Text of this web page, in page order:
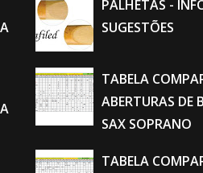
PALHETAS -
SUGESTÕES
TABELA
ABERTURAS DE
SAX SOPRANO
TABELA